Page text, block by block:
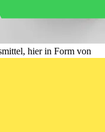
hier in Form von
oder unbeleuchtet
oder symmetrischer
einem
erzeugen die Inlays in
Kontrast zur Wand.
sie kreative